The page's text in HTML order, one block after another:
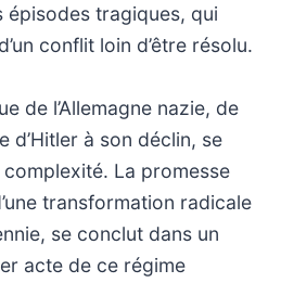
épisodes tragiques, qui
conflit loin d’être résolu.
de l’Allemagne nazie, de
d’Hitler à son déclin, se
La promesse
transformation radicale
se conclut dans un
acte de ce régime